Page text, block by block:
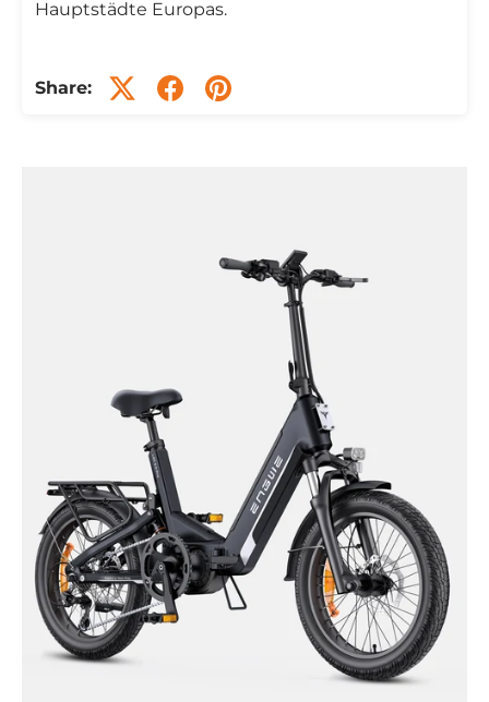
Hauptstädte Europas.
Share: